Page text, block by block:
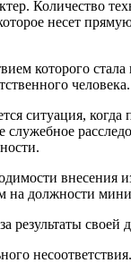
Количество
несет
которого
человека.
ситуация,
на должности
своей